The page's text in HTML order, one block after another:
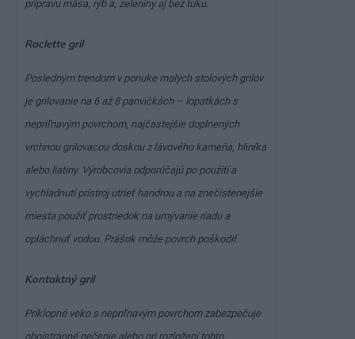
prípravu mäsa, rýb a, zeleniny aj bez tuku.
Raclette gril
Posledným trendom v ponuke malých stolových grilov
je grilovanie na 6 až 8 panvičkách – lopatkách s
nepriľnavým povrchom, najčastejšie doplnených
vrchnou grilovacou doskou z lávového kameňa, hliníka
alebo liatiny. Výrobcovia odporúčajú po použití a
vychladnutí prístroj utrieť handrou a na znečistenejšie
miesta použiť prostriedok na umývanie riadu a
opláchnuť vodou. Prášok môže povrch poškodiť.
Kontaktný gril
Príklopné veko s nepriľnavým povrchom zabezpečuje
obojstranné pečenie alebo pri rozložení tohto